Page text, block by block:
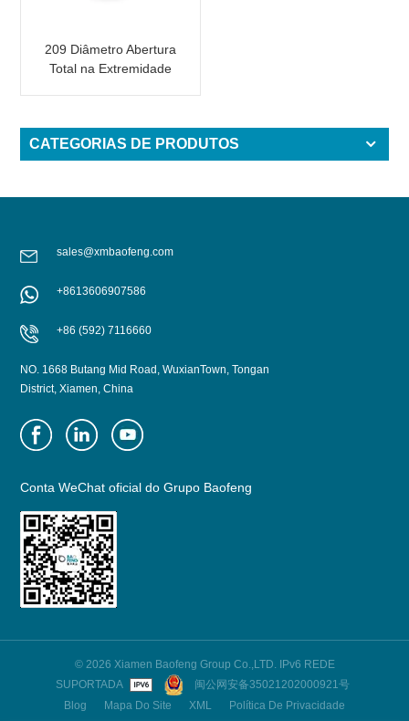
209 Diâmetro Abertura
Total na Extremidade
Alimentos
CATEGORIAS DE PRODUTOS
sales@xmbaofeng.com
+8613606907586
+86 (592) 7116660
NO. 1668 Butang Mid Road, WuxianTown, Tongan
District, Xiamen, China
Conta WeChat oficial do Grupo Baofeng
© 2026 Xiamen Baofeng Group Co.,LTD. IPv6 REDE
SUPORTADA
闽公网安备35021202000921号
Blog
Mapa Do Site XML Política De Privacidade